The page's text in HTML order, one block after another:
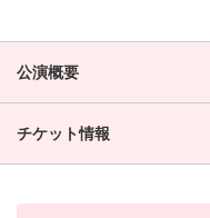
公演概要
チケット情報